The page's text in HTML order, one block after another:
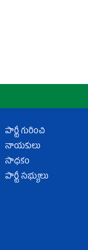
పార్టీ గురించి
నాయకులు
సాధకం
పార్టీ సభ్యులు